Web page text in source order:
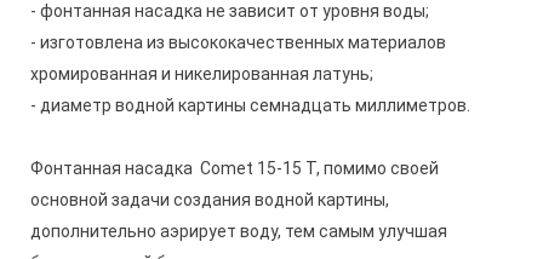
- фонтанная насадка не зависит от уровня воды;
- изготовлена из высококачественных материалов
хромированная и никелированная латунь;
- диаметр водной картины семнадцать миллиметров.
Фонтанная насадка Comet 15-15 Т, помимо своей
основной задачи создания водной картины,
дополнительно аэрирует воду, тем самым улучшая